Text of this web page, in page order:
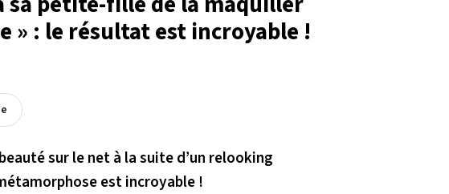
» : le résultat est incroyable !
sur le net à la suite d’un relooking
est incroyable !